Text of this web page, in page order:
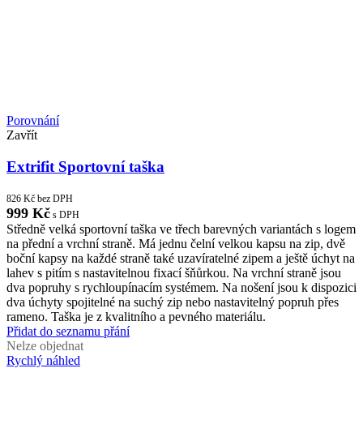
Porovnání
Zavřít
Extrifit Sportovní taška
826 Kč bez DPH
999 Kč s DPH
Středně velká sportovní taška ve třech barevných variantách s logem
na přední a vrchní straně. Má jednu čelní velkou kapsu na zip, dvě
boční kapsy na každé straně také uzavíratelné zipem a ještě úchyt na
lahev s pitím s nastavitelnou fixací šňůrkou. Na vrchní straně jsou
dva popruhy s rychloupínacím systémem. Na nošení jsou k dispozici
dva úchyty spojitelné na suchý zip nebo nastavitelný popruh přes
rameno. Taška je z kvalitního a pevného materiálu.
Přidat do seznamu přání
Nelze objednat
Rychlý náhled